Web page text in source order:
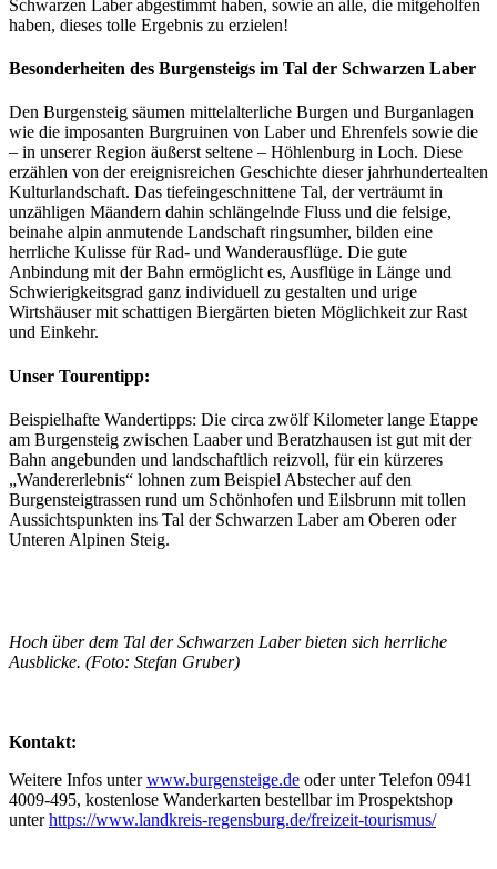
Schwarzen Laber abgestimmt haben, sowie an alle, die mitgeholfen
haben, dieses tolle Ergebnis zu erzielen!
Besonderheiten des Burgensteigs im Tal der Schwarzen Laber
Den Burgensteig säumen mittelalterliche Burgen und Burganlagen
wie die imposanten Burgruinen von Laber und Ehrenfels sowie die
– in unserer Region äußerst seltene – Höhlenburg in Loch. Diese
erzählen von der ereignisreichen Geschichte dieser jahrhundertealten
Kulturlandschaft. Das tiefeingeschnittene Tal, der verträumt in
unzähligen Mäandern dahin schlängelnde Fluss und die felsige,
beinahe alpin anmutende Landschaft ringsumher, bilden eine
herrliche Kulisse für Rad- und Wanderausflüge. Die gute
Anbindung mit der Bahn ermöglicht es, Ausflüge in Länge und
Schwierigkeitsgrad ganz individuell zu gestalten und urige
Wirtshäuser mit schattigen Biergärten bieten Möglichkeit zur Rast
und Einkehr.
Unser Tourentipp:
Beispielhafte Wandertipps: Die circa zwölf Kilometer lange Etappe
am Burgensteig zwischen Laaber und Beratzhausen ist gut mit der
Bahn angebunden und landschaftlich reizvoll, für ein kürzeres
„Wandererlebnis“ lohnen zum Beispiel Abstecher auf den
Burgensteigtrassen rund um Schönhofen und Eilsbrunn mit tollen
Aussichtspunkten ins Tal der Schwarzen Laber am Oberen oder
Unteren Alpinen Steig.
Hoch über dem Tal der Schwarzen Laber bieten sich herrliche
Ausblicke. (Foto: Stefan Gruber)
Kontakt:
Weitere Infos unterwww.burgensteige.de oder unter Telefon 0941
4009-495, kostenlose Wanderkarten bestellbar im Prospektshop
unterhttps://www.landkreis-regensburg.de/freizeit-tourismus/